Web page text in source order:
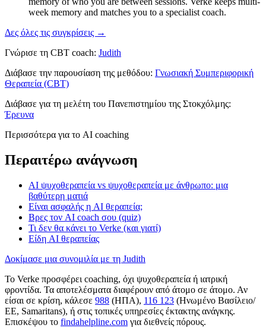
week memory and matches you to a specialist coach.
Δες όλες τις συγκρίσεις →
Γνώρισε τη CBT coach: Judith
Διάβασε την παρουσίαση της μεθόδου: Γνωσιακή Συμπεριφορική
Θεραπεία (CBT)
Διάβασε για τη μελέτη του Πανεπιστημίου της Στοκχόλμης:
Έρευνα
Περισσότερα για το AI coaching
Περαιτέρω ανάγνωση
AI ψυχοθεραπεία vs ψυχοθεραπεία με άνθρωπο: μια
βαθύτερη ματιά
Είναι ασφαλής η AI θεραπεία;
Βρες τον AI coach σου (quiz)
Τι δεν θα κάνει το Verke (και γιατί)
Είδη AI θεραπείας
Δοκίμασε μια συνομιλία με τη Judith
Το Verke προσφέρει coaching, όχι ψυχοθεραπεία ή ιατρική
φροντίδα. Τα αποτελέσματα διαφέρουν από άτομο σε άτομο. Αν
είσαι σε κρίση, κάλεσε 988 (ΗΠΑ), 116 123 (Ηνωμένο Βασίλειο/
ΕΕ, Samaritans), ή στις τοπικές υπηρεσίες έκτακτης ανάγκης.
Επισκέψου το findahelpline.com για διεθνείς πόρους.